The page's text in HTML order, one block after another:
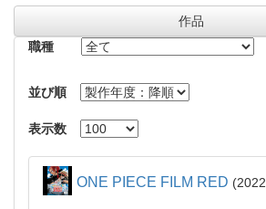
作品
職種
並び順
表示数
ONE PIECE FILM RED 2022